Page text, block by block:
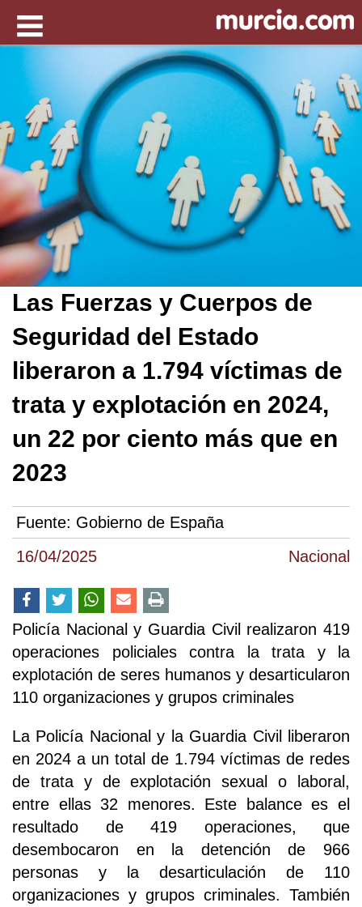
16/04/2025 Nacional
Las Fuerzas y Cuerpos de
Seguridad del Estado
liberaron a 1.794 víctimas de
trata y explotación en 2024,
un 22 por ciento más que en
2023
Fuente: Gobierno de España
Policía Nacional y Guardia Civil realizaron 419
operaciones policiales contra la trata y la
explotación de seres humanos y desarticularon
110 organizaciones y grupos criminales
La Policía Nacional y la Guardia Civil liberaron
en 2024 a un total de 1.794 víctimas de redes
de trata y de explotación sexual o laboral,
entre ellas 32 menores. Este balance es el
resultado de 419 operaciones, que
desembocaron en la detención de 966
personas y la desarticulación de 110
organizaciones y grupos criminales. También